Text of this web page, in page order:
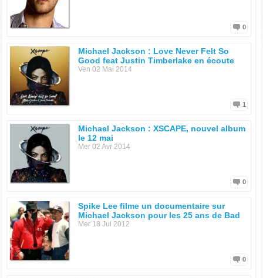
0
Michael Jackson : Love Never Felt So
Good feat Justin Timberlake en écoute
Ven 02 Mai 2014
1
Michael Jackson : XSCAPE, nouvel album
le 12 mai
Mer 02 Avr 2014
0
Spike Lee filme un documentaire sur
Michael Jackson pour les 25 ans de Bad
Mer 18 Jul 2012
0